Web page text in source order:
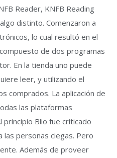
Reader, KNFB Reading
distinto. Comenzaron a
lo cual resultó en el
de dos programas
En la tienda uno puede
leer, y utilizando el
comprados. La aplicación de
las plataformas
principio Blio fue criticado
las personas ciegas. Pero
Además de proveer